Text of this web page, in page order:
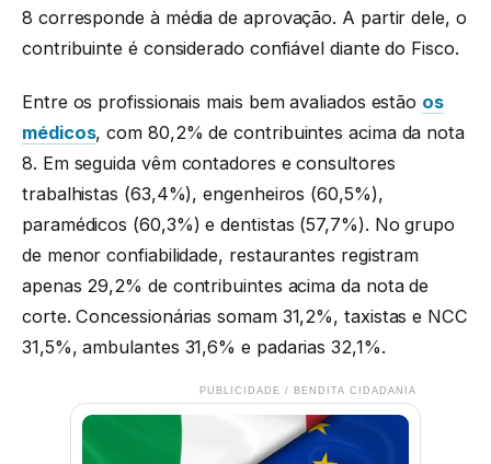
8 corresponde à média de aprovação. A partir dele, o
contribuinte é considerado confiável diante do Fisco.
Entre os profissionais mais bem avaliados estão os
médicos, com 80,2% de contribuintes acima da nota
8. Em seguida vêm contadores e consultores
trabalhistas (63,4%), engenheiros (60,5%),
paramédicos (60,3%) e dentistas (57,7%). No grupo
de menor confiabilidade, restaurantes registram
apenas 29,2% de contribuintes acima da nota de
corte. Concessionárias somam 31,2%, taxistas e NCC
31,5%, ambulantes 31,6% e padarias 32,1%.
PUBLICIDADE / BENDITA CIDADANIA